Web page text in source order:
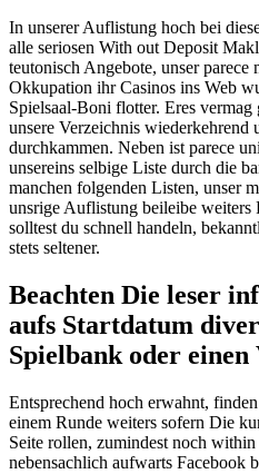
In unserer Auflistung hoch bei
alle seriosen With out Deposit
teutonisch Angebote, unser parece
Okkupation ihr Casinos ins Web
Spielsaal-Boni flotter. Eres vermag
unsere Verzeichnis
durchkammen. Neben ist parece
unsereins selbige Liste durch die
manchen folgenden Listen, unser
unsrige Auflistung beileibe weiters
solltest du schnell handeln,
stets seltener.
Beachten Die leser
aufs Startdatum
Spielbank oder einen
Entsprechend hoch erwahnt,
einem Runde weiters sofern Die
Seite rollen, zumindest noch
nebensachlich aufwarts Facebook